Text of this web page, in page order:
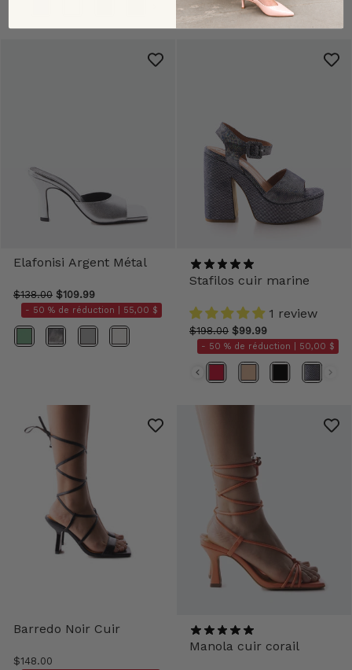
Elafonisi Argent Métal
$138.00 $109.99
- 50 % de réduction | 55,00 $
Couleurs
Stafilos cuir marine
1 review
$198.00 $99.99
- 50 % de réduction | 50,00 $
Couleurs
Barredo Noir Cuir
$148.00
Manola cuir corail